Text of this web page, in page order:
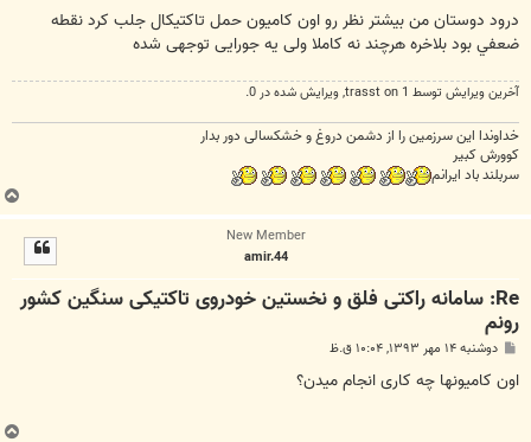
ت
درود دوستان من بيشتر نظر رو اون کاميون حمل تاکتيکال جلب کرد نقطه
ضعفي بود بلاخره هرچند نه کاملا ولی يه جورايی توجهی شده
آخرین ويرايش توسط 1 on trasst, ويرايش شده در 0.
خداوندا این سرزمین را از دشمن دروغ و خشکسالی دور بدار
کوورش کبیر
سربلند باد ایرانم
New Member
amir.44
Re: سامانه راکتی فلق و نخستین خودروی تاکتیکی سنگین کشور
رونم
ت
دوشنبه ۱۴ مهر ۱۳۹۳, ۱۰:۰۴ ق.ظ
اون کامیونها چه کاری انجام میدن؟